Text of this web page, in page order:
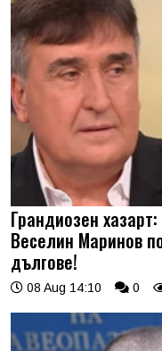
Грандиозен
Веселин Маринов
дългове!
08 Aug 14:10 0